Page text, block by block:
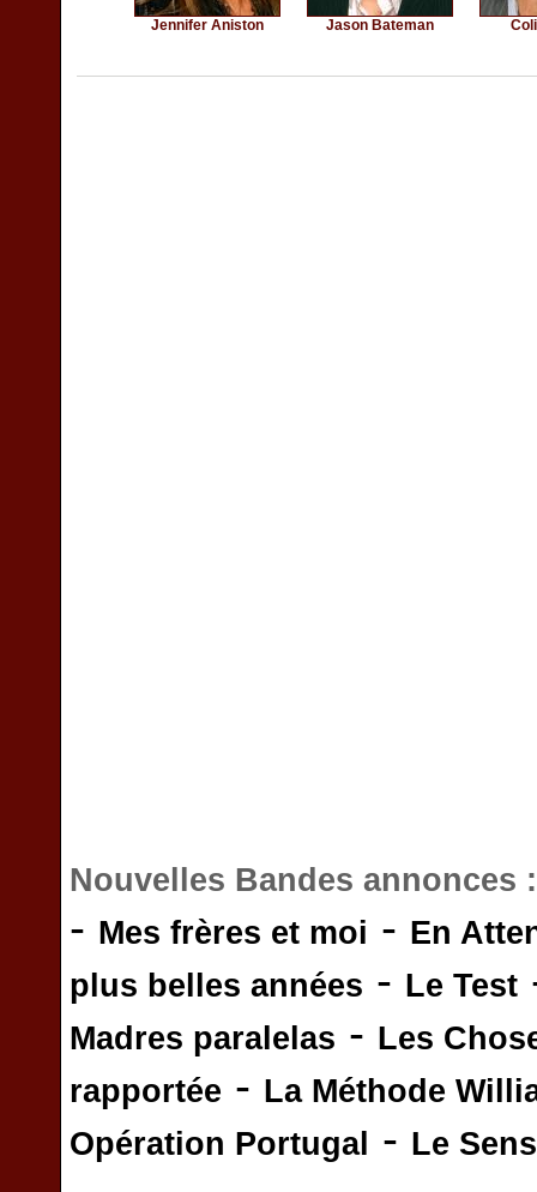
Jennifer Aniston Jason Bateman
Nouvelles Bandes annonces
- Mes frères et moi - En
plus belles années - Le Test
Madres paralelas - Les
rapportée - La Méthode
Opération Portugal
- Le